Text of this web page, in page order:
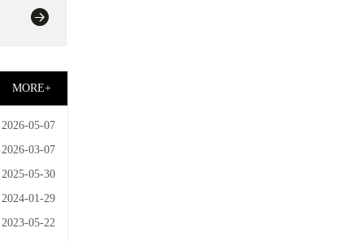
MORE+
2026-05-07
2026-03-07
2025-05-30
2024-01-29
2023-05-22